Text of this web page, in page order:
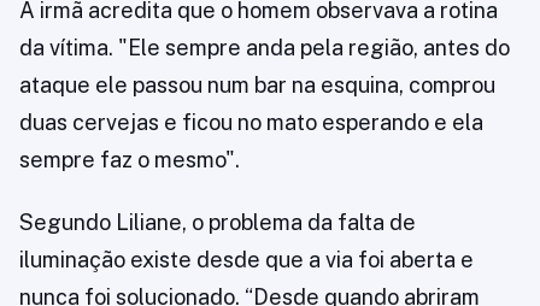
A irmã acredita que o homem observava a rotina
da vítima. "Ele sempre anda pela região, antes do
ataque ele passou num bar na esquina, comprou
duas cervejas e ficou no mato esperando e ela
sempre faz o mesmo".
Segundo Liliane, o problema da falta de
iluminação existe desde que a via foi aberta e
nunca foi solucionado. “Desde quando abriram